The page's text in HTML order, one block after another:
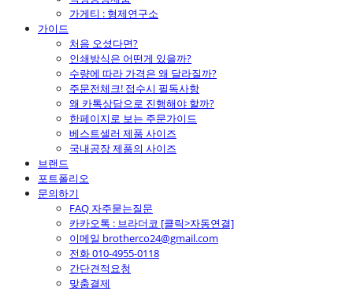
가게티 : 형제연구소
가이드
처음 오셨다면?
인쇄방식은 어떤게 있을까?
수량에 따라 가격은 왜 달라질까?
주문전체크! 접수시 필독사항
왜 카톡상담으로 진행해야 할까?
한페이지로 보는 주문가이드
베스트셀러 제품 사이즈
국내공장 제품의 사이즈
브랜드
포트폴리오
문의하기
FAQ 자주묻는질문
카카오톡 : 브라더코 [클릭>자동연결]
이메일 brotherco24@gmail.com
전화 010-4955-0118
간단견적요청
맞춤결제